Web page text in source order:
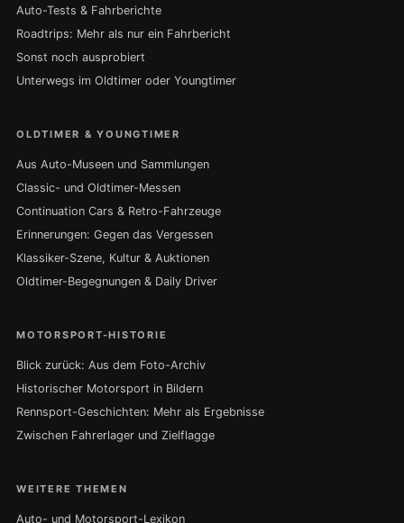
Auto-Tests & Fahrberichte
Roadtrips: Mehr als nur ein Fahrbericht
Sonst noch ausprobiert
Unterwegs im Oldtimer oder Youngtimer
OLDTIMER & YOUNGTIMER
Aus Auto-Museen und Sammlungen
Classic- und Oldtimer-Messen
Continuation Cars & Retro-Fahrzeuge
Erinnerungen: Gegen das Vergessen
Klassiker-Szene, Kultur & Auktionen
Oldtimer-Begegnungen & Daily Driver
MOTORSPORT-HISTORIE
Blick zurück: Aus dem Foto-Archiv
Historischer Motorsport in Bildern
Rennsport-Geschichten: Mehr als Ergebnisse
Zwischen Fahrerlager und Zielflagge
WEITERE THEMEN
Auto- und Motorsport-Lexikon